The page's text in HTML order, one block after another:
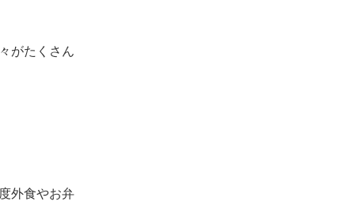
がたくさん
外食やお弁